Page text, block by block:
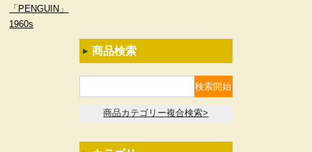
「PENGUIN」
1960s
商品検索
商品カテゴリー複合検索>